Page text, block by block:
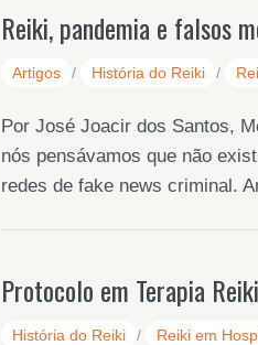
Reiki, pandemia e falsos
Artigos / História do Reiki /
Por José Joacir dos Santos,
nós pensávamos que não
redes de fake news criminal.
Protocolo em Terapia Reiki
História do Reiki / Reiki em